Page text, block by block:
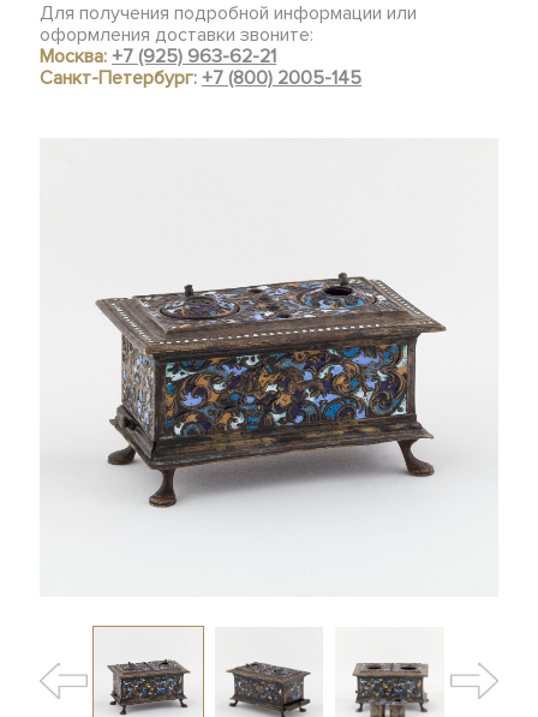
Для получения подробной информации или
оформления доставки звоните:
Москва:+7 (925) 963-62-21
Санкт-Петербург:+7 (800) 2005-145